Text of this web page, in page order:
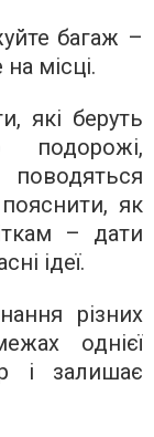
багаж –
місці.
які беруть
як
– дати
ідеї.
різних
однієї
і залишає